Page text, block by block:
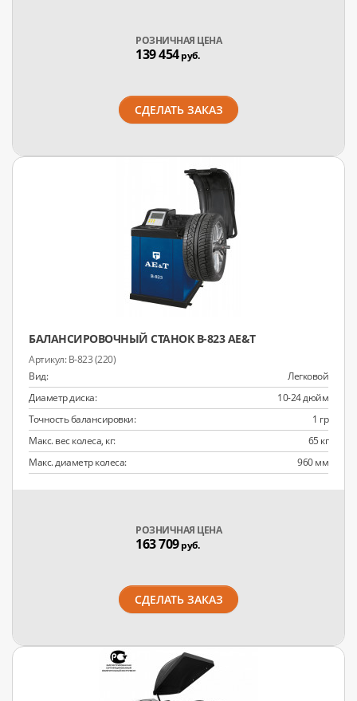
РОЗНИЧНАЯ ЦЕНА
139 454руб.
СДЕЛАТЬ ЗАКАЗ
БАЛАНСИРОВОЧНЫЙ СТАНОК B-823 AE&T
B-823 (220)
Вид:
Легковой
Диаметр диска:
10-24 дюйм
Точность балансировки:
1 гр
Макс. вес колеса, кг:
65 кг
Макс. диаметр колеса:
960 мм
РОЗНИЧНАЯ ЦЕНА
163 709руб.
СДЕЛАТЬ ЗАКАЗ